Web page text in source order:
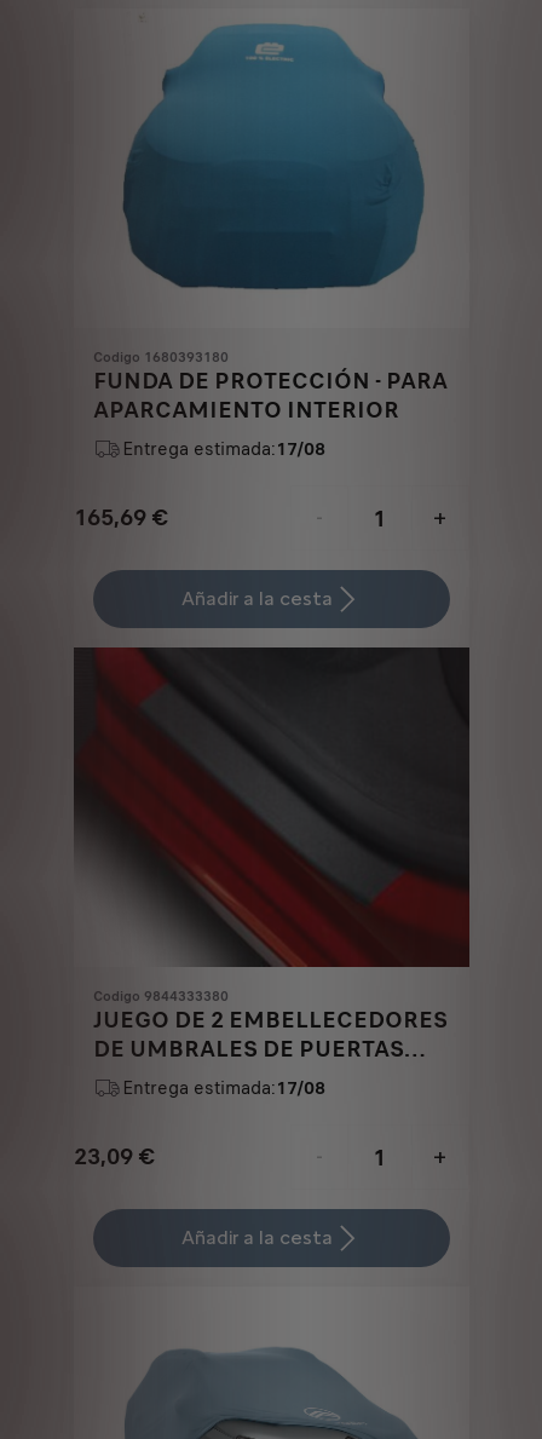
Codigo 1680393180
FUNDA DE PROTECCIÓN - PARA
APARCAMIENTO INTERIOR
Entrega estimada:17/08
165,69 €
Price
165,69
€
-
+
Quantity
updated
1
Añadir a la cesta
Codigo 9844333380
JUEGO DE 2 EMBELLECEDORES
DE UMBRALES DE PUERTAS
TRASERAS
Entrega estimada:17/08
23,09 €
Price
23,09
-
+
Quantity
updated
Añadir a la cesta